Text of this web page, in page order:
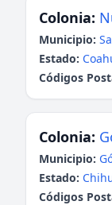
Colonia:
Municipio:
Estado:
Códigos
Colonia:
Municipio:
Estado:
Códigos